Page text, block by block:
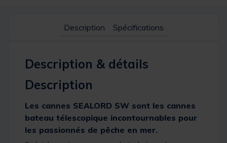
Description Spécifications
Description & détails
Description
Les cannes SEALORD SW sont les cannes
bateau télescopique incontournables pour
les passionnés de pêche en mer.